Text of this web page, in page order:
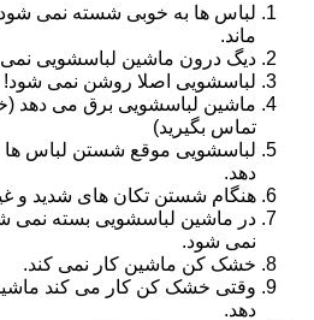
لباس ها به خوبی شسته نمی
ماند.
دیگ درون ماشین لباسشویی
لباسشویی اصلا روشن نمی شود!
ماشین لباسشویی برق می دهد
تماس بگیرید)
لباسشویی موقع شستن لباس
دهد.
هنگام شستن تکان های شدید و
در ماشین لباسشویی بسته نمی
نمی شود.
خشک کن ماشین کار نمی کند.
وقتی خشک کن کار می کند
دهد.